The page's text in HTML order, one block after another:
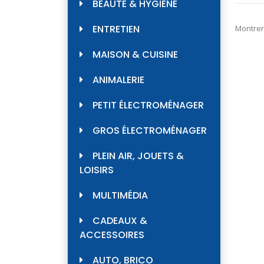
BEAUTÉ & HYGIÈNE
ENTRETIEN
MAISON & CUISINE
ANIMALERIE
PETIT ÉLECTROMÉNAGER
GROS ÉLECTROMÉNAGER
PLEIN AIR, JOUETS &
LOISIRS
MULTIMÉDIA
CADEAUX &
ACCESSOIRES
AUTO, BRICO